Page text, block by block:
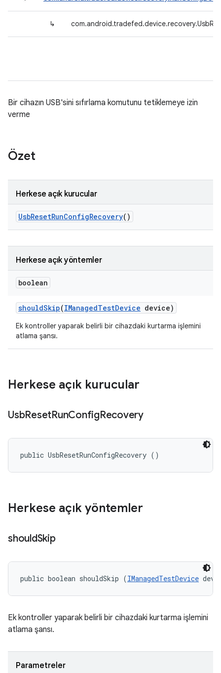
↳
Bir cihazın USB'sini sıfırlama komutunu tetiklemeye izin
verme
Özet
Herkese açık kurucular
UsbResetRunConfigRecovery()
Herkese açık yöntemler
boolean
shouldSkip(IManagedTestDevice device)
Ek kontroller yaparak belirli bir cihazdaki kurtarma işlemini
atlama şansı.
Herkese açık kurucular
UsbResetRunConfigRecovery
public UsbResetRunConfigRecovery ()
Herkese açık yöntemler
shouldSkip
public boolean shouldSkip (IManagedTestDevice
Ek kontroller yaparak belirli bir cihazdaki kurtarma işlemini
atlama şansı.
Parametreler